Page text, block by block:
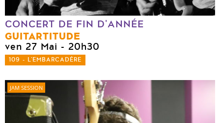
CONCERT DE FIN D'ANNÉE
GUITARTITUDE
ven 27 Mai - 20h30
109 - L'EMBARCADÈRE
JAM SESSION